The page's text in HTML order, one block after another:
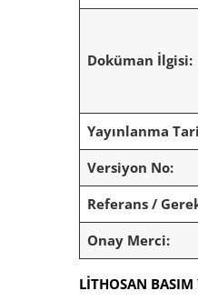
Doküman İlgisi:
Yayınlanma
Versiyon No:
Referans /
Onay Merci:
LİTHOSAN